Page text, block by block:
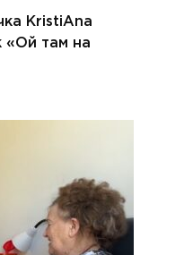
KristiAna
«Ой там на